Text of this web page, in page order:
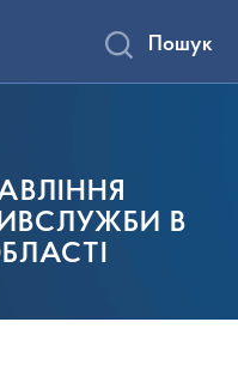
В
Пошук